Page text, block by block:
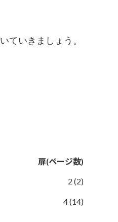
ていきましょう。
扉(ページ数)
2 (2)
4 (14)